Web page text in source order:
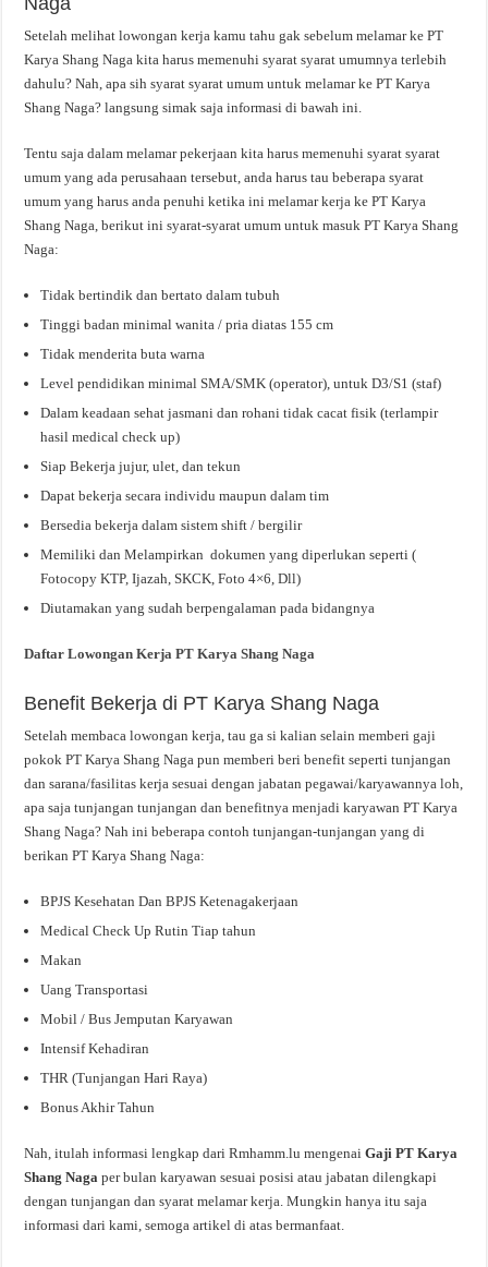
Setelah melihat lowongan kerja kamu tahu gak sebelum melamar ke PT
Karya Shang Naga kita harus memenuhi syarat syarat umumnya terlebih
dahulu? Nah, apa sih syarat syarat umum untuk melamar ke PT Karya
Shang Naga? langsung simak saja informasi di bawah ini.
Tentu saja dalam melamar pekerjaan kita harus memenuhi syarat syarat
umum yang ada perusahaan tersebut, anda harus tau beberapa syarat
umum yang harus anda penuhi ketika ini melamar kerja ke PT Karya
Shang Naga, berikut ini syarat-syarat umum untuk masuk PT Karya Shang
Naga:
Tidak bertindik dan bertato dalam tubuh
Tinggi badan minimal wanita / pria diatas 155 cm
Tidak menderita buta warna
Level pendidikan minimal SMA/SMK (operator), untuk D3/S1 (staf)
Dalam keadaan sehat jasmani dan rohani tidak cacat fisik (terlampir
hasil medical check up)
Siap Bekerja jujur, ulet, dan tekun
Dapat bekerja secara individu maupun dalam tim
Bersedia bekerja dalam sistem shift / bergilir
Memiliki dan Melampirkan dokumen yang diperlukan seperti (
Fotocopy KTP, Ijazah, SKCK, Foto 4×6, Dll)
Diutamakan yang sudah berpengalaman pada bidangnya
Daftar Lowongan Kerja PT Karya Shang Naga
Benefit Bekerja di PT Karya Shang Naga
Setelah membaca lowongan kerja, tau ga si kalian selain memberi gaji
pokok PT Karya Shang Naga pun memberi beri benefit seperti tunjangan
dan sarana/fasilitas kerja sesuai dengan jabatan pegawai/karyawannya loh,
apa saja tunjangan tunjangan dan benefitnya menjadi karyawan PT Karya
Shang Naga? Nah ini beberapa contoh tunjangan-tunjangan yang di
berikan PT Karya Shang Naga:
BPJS Kesehatan Dan BPJS Ketenagakerjaan
Medical Check Up Rutin Tiap tahun
Makan
Uang Transportasi
Mobil / Bus Jemputan Karyawan
Intensif Kehadiran
THR (Tunjangan Hari Raya)
Bonus Akhir Tahun
Nah, itulah informasi lengkap dari Rmhamm.lu mengenaiGaji PT Karya
Shang Nagaper bulan karyawan sesuai posisi atau jabatan dilengkapi
dengan tunjangan dan syarat melamar kerja. Mungkin hanya itu saja
informasi dari kami, semoga artikel di atas bermanfaat.